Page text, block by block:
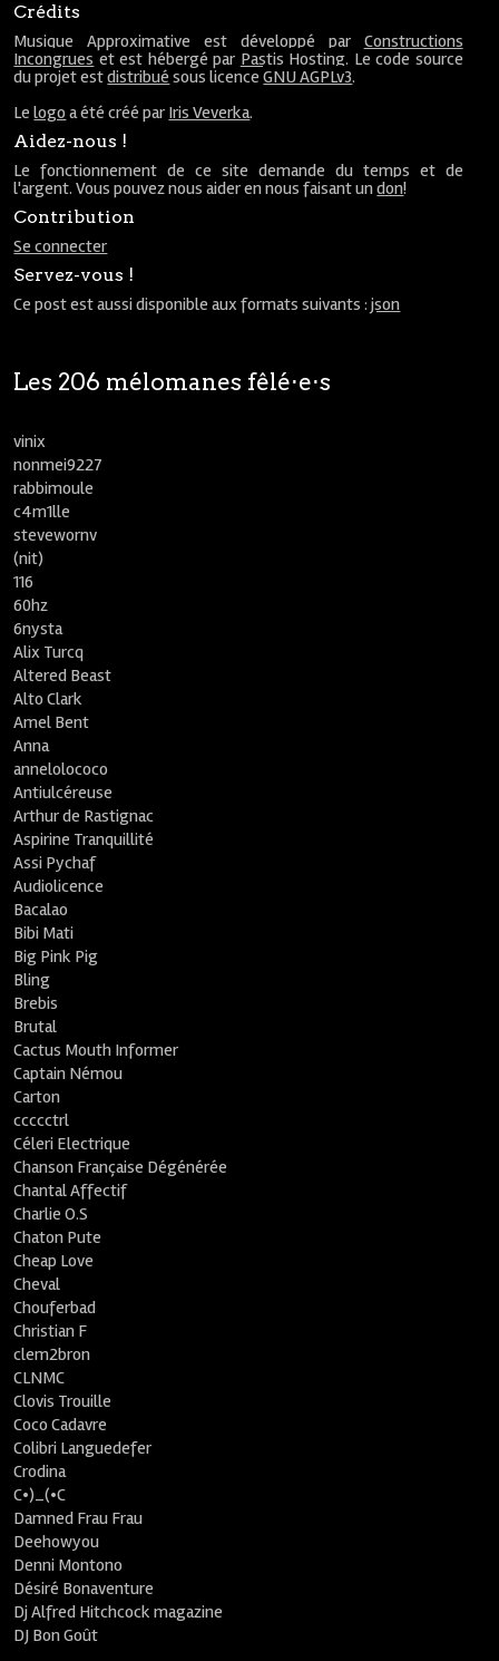
Crédits
Musique Approximative est développé par Constructions
Incongrues et est hébergé par Pastis Hosting. Le code source
du projet estdistribué sous licenceGNU AGPLv3.
Lelogo a été créé par Iris Veverka.
Aidez-nous !
Le fonctionnement de ce site demande du temps et de
l'argent. Vous pouvez nous aider en nous faisant undon!
Contribution
Se connecter
Servez-vous !
Ce post est aussi disponible aux formats suivants :json
Les 206 mélomanes fêlé⋅e⋅s
vinix
nonmei9227
rabbimoule
c4m1lle
stevewornv
(nit)
116
60hz
6nysta
Alix Turcq
Altered Beast
Alto Clark
Amel Bent
Anna
annelolococo
Antiulcéreuse
Arthur de Rastignac
Aspirine Tranquillité
Assi Pychaf
Audiolicence
Bacalao
Bibi Mati
Big Pink Pig
Bling
Brebis
Brutal
Cactus Mouth Informer
Captain Némou
Carton
ccccctrl
Céleri Electrique
Chanson Française Dégénérée
Chantal Affectif
Charlie O.S
Chaton Pute
Cheap Love
Cheval
Chouferbad
Christian F
clem2bron
CLNMC
Clovis Trouille
Coco Cadavre
Colibri Languedefer
Crodina
C•)_(•C
Damned Frau Frau
Deehowyou
Denni Montono
Désiré Bonaventure
Dj Alfred Hitchcock magazine
DJ Bon Goût